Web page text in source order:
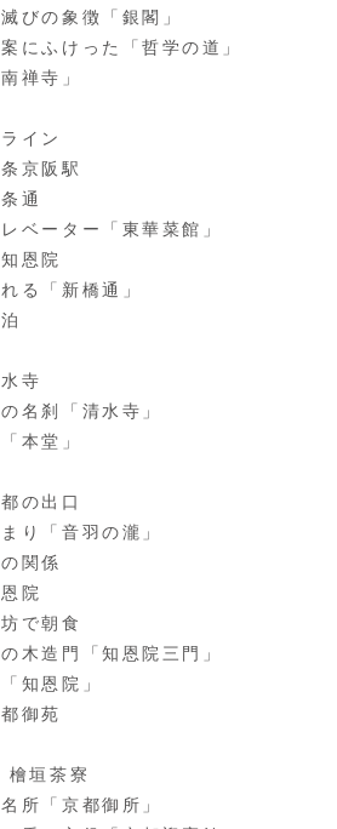
びの象徴「銀閣」
にふけった「哲学の道」
禅寺」
イン
京阪駅
通
ベーター「東華菜館」
恩院
る「新橋通」
寺
名刹「清水寺」
本堂」
の出口
り「音羽の瀧」
関係
院
で朝食
木造門「知恩院三門」
知恩院」
御苑
垣茶寮
所「京都御所」